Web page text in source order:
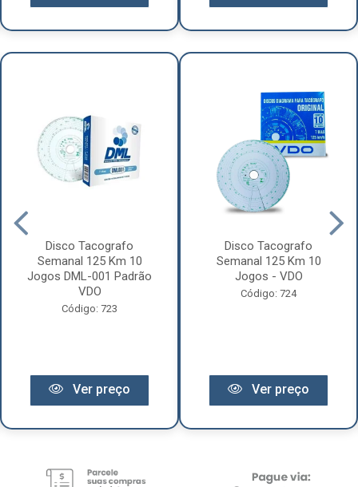
Disco Tacografo
Semanal 125 Km 10
Jogos DML-001 Padrão
VDO
Código: 723
Ver preço
Disco Tacografo
Semanal 125 Km 10
Jogos - VDO
Código: 724
Ver preço